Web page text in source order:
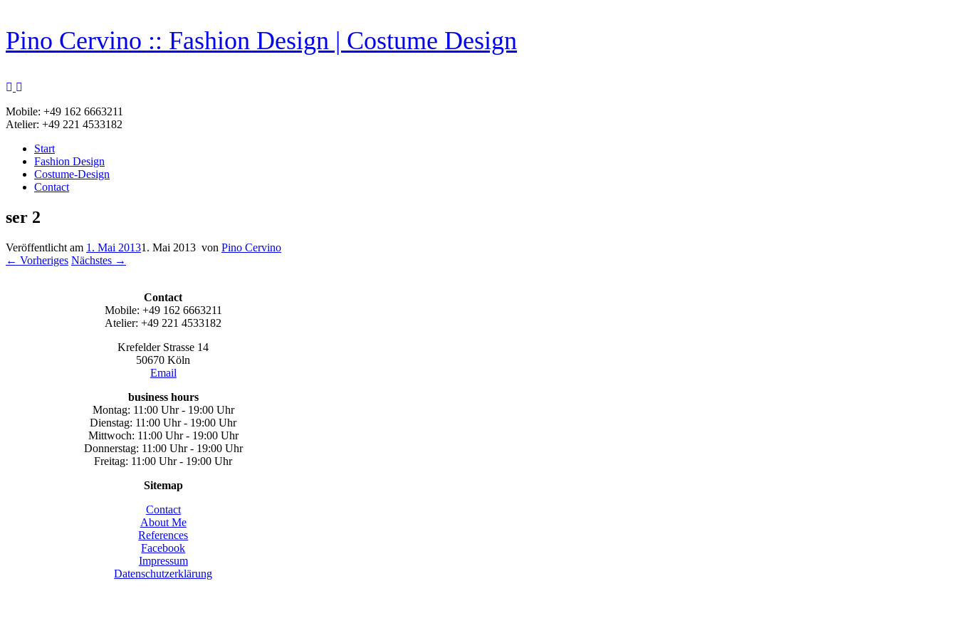
Zum
Inhalt
springen
Pino Cervino :: Fashion Design | Costume Design
Mobile: +49 162 6663211
Atelier: +49 221 4533182
Start
Fashion Design
Costume-Design
Contact
ser 2
Veröffentlicht am 1. Mai 20131. Mai 2013 von Pino Cervino
← Vorheriges Nächstes →
Contact
Mobile: +49 162 6663211
Atelier: +49 221 4533182
Krefelder Strasse 14
50670 Köln
Email
business hours
Montag: 11:00 Uhr - 19:00 Uhr
Dienstag: 11:00 Uhr - 19:00 Uhr
Mittwoch: 11:00 Uhr - 19:00 Uhr
Donnerstag: 11:00 Uhr - 19:00 Uhr
Freitag: 11:00 Uhr - 19:00 Uhr
Sitemap
Contact
About Me
References
Facebook
Impressum
Datenschutzerklärung